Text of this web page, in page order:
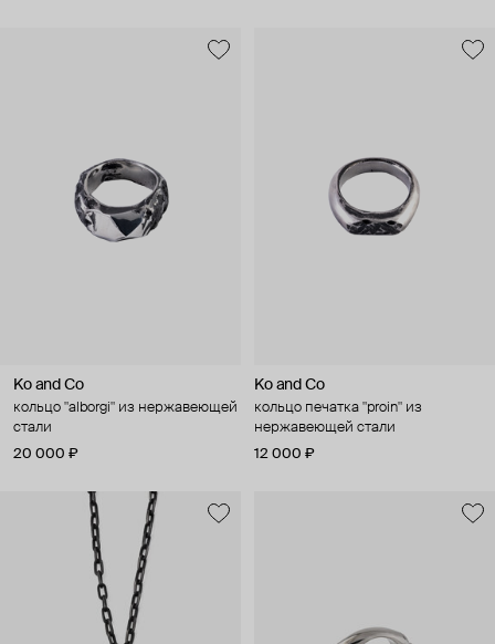
Ko and Co
кольцо "alborgi" из нержавеющей
стали
20 000 ₽
Ko and Co
кольцо печатка "proin" из
нержавеющей стали
12 000 ₽